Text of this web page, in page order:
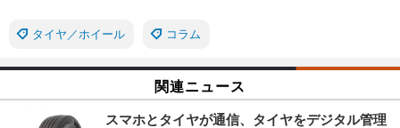
タイヤ／ホイール コラム
関連ニュース
スマホとタイヤが通信、タイヤをデジタル管理